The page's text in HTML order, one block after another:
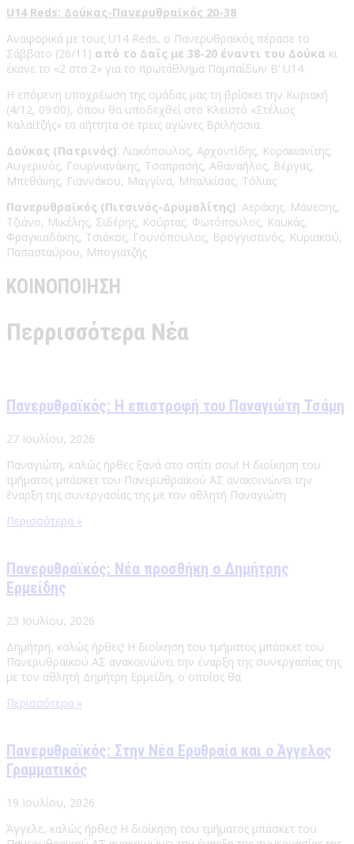
U14 Reds: Δούκας-Πανερυθραϊκός 20-38
Αναφορικά με τους U14 Reds, ο Πανερυθραϊκός πέρασε το
Σάββατο (26/11) από το Δαΐς με 38-20 έναντι του Δούκα κι
έκανε το «2 στα 2» για το πρωτάθλημα Παμπαίδων Β’ U14.
Η επόμενη υποχρέωση της ομάδας μας τη βρίσκει την Κυριακή
(4/12, 09:00), όπου θα υποδεχθεί στο Κλειστό «Στέλιος
Καλαϊτζής» τα αήττητα σε τρεις αγώνες Βριλήσσια.
Δούκας (Πατρινός): Λιακόπουλος, Αρχοντίδης, Κορακιανίτης,
Αυγερινός, Γουρνιανάκης, Τσαπρασής, Αθαναήλος, Βέργας,
Μπεθάνης, Γιαννάκου, Μαγγίνα, Μπαλκίσας, Τόλιας
Πανερυθραϊκός (Πιτσινός-Δρυμαλίτης): Αεράκης, Μάνεσης,
Τζιάνο, Μικέλης, Σιδέρης, Κούρτας, Φωτόπουλος, Καυκάς,
Φραγκιαδάκης, Τσιάκος, Γουνόπουλος, Βρογγιστινός, Κυριακού,
Παπασταύρου, Μπογιατζής
ΚΟΙΝΟΠΟΙΗΣΗ
Περρισσότερα Νέα
Πανερυθραϊκός: Η επιστροφή του Παναγιώτη Τσάμη
27 Ιουλίου, 2026
Παναγιώτη, καλώς ήρθες ξανά στο σπίτι σου! Η διοίκηση του
τμήματος μπάσκετ του Πανερυθραϊκού ΑΣ ανακοινώνει την
έναρξη της συνεργασίας της με τον αθλητή Παναγιώτη
Περισσότερα »
Πανερυθραϊκός: Νέα προσθήκη ο Δημήτρης
Ερμείδης
23 Ιουλίου, 2026
Δημήτρη, καλώς ήρθες! Η διοίκηση του τμήματος μπάσκετ του
Πανερυθραϊκού ΑΣ ανακοινώνει την έναρξη της συνεργασίας της
με τον αθλητή Δημήτρη Ερμείδη, ο οποίος θα
Περισσότερα »
Πανερυθραϊκός: Στην Νέα Ερυθραία και ο Άγγελος
Γραμματικός
19 Ιουλίου, 2026
Άγγελε, καλώς ήρθες! Η διοίκηση του τμήματος μπάσκετ του